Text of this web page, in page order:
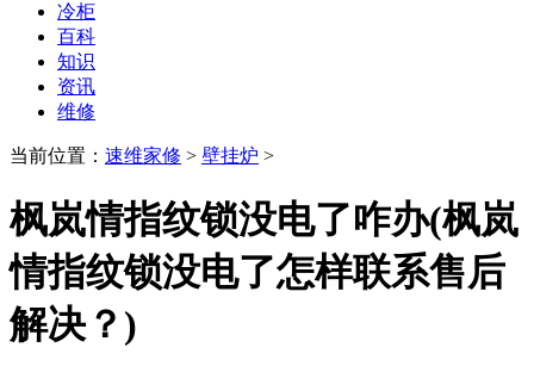
冷柜
百科
知识
资讯
维修
当前位置： 速维家修 > 壁挂炉 >
枫岚情指纹锁没电了咋办(枫岚
情指纹锁没电了怎样联系售后
解决？)